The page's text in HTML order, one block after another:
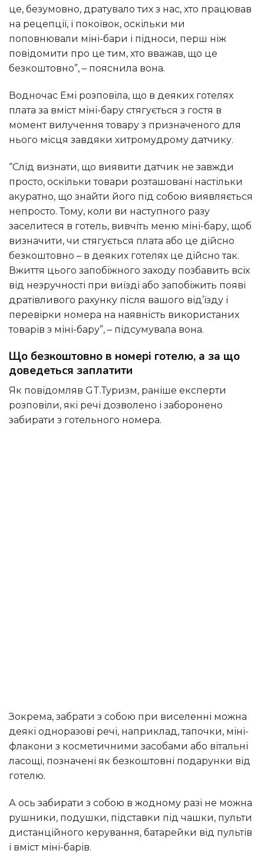
це, безумовно, дратувало тих з нас, хто працював
на рецепції, і покоївок, оскільки ми
поповнювали міні-бари і підноси, перш ніж
повідомити про це тим, хто вважав, що це
безкоштовно”, – пояснила вона.
Водночас Емі розповіла, що в деяких готелях
плата за вміст міні-бару стягується з гостя в
момент вилучення товару з призначеного для
нього місця завдяки хитромудрому датчику.
“Слід визнати, що виявити датчик не завжди
просто, оскільки товари розташовані настільки
акуратно, що знайти його під собою виявляється
непросто. Тому, коли ви наступного разу
заселитеся в готель, вивчіть меню міні-бару, щоб
визначити, чи стягується плата або це дійсно
безкоштовно – в деяких готелях це дійсно так.
Вжиття цього запобіжного заходу позбавить всіх
від незручності при виїзді або запобіжить появі
дратівливого рахунку після вашого від’їзду і
перевірки номера на наявність використаних
товарів з міні-бару”, – підсумувала вона.
Що безкоштовно в номері готелю, а за що
доведеться заплатити
Як повідомляв GT.Туризм, раніше експерти
розповіли, які речі дозволено і заборонено
забирати з готельного номера.
Зокрема, забрати з собою при виселенні можна
деякі одноразові речі, наприклад, тапочки, міні-
флакони з косметичними засобами або вітальні
ласощі, позначені як безкоштовні подарунки від
готелю.
А ось забирати з собою в жодному разі не можна
рушники, подушки, підставки під чашки, пульти
дистанційного керування, батарейки від пультів
і вміст міні-барів.